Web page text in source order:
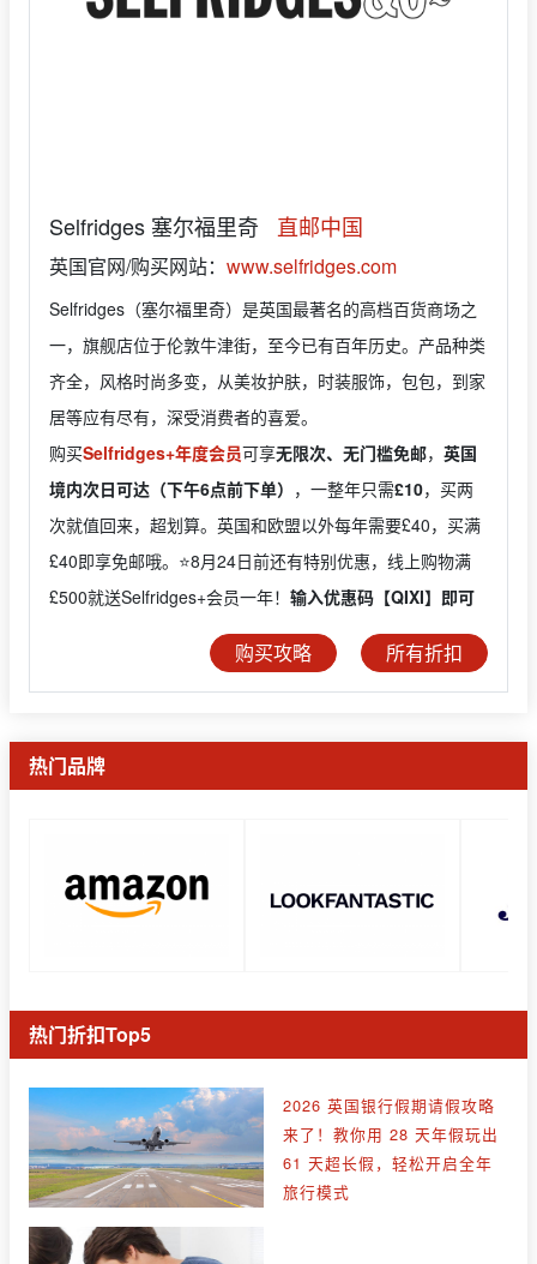
Selfridges 塞尔福里奇 直邮中国
英国官网/购买网站： www.selfridges.com
Selfridges（塞尔福里奇）是英国最著名的高档百货商场之
一，旗舰店位于伦敦牛津街，至今已有百年历史。产品种类
齐全，风格时尚多变，从美妆护肤，时装服饰，包包，到家
居等应有尽有，深受消费者的喜爱。
购买Selfridges+年度会员可享无限次、无门槛免邮， 英国
境内次日可达（下午6点前下单） ，一整年只需£10，买两
次就值回来，超划算。英国和欧盟以外每年需要£40，买满
£40即享免邮哦。⭐️8月24日前还有特别优惠，线上购物满
£500就送Selfridges+会员一年！ 输入优惠码【QIXI】即可
购买攻略 所有折扣
热门品牌
热门折扣Top5
2026 英国银行假期请假攻略
来了！教你用 28 天年假玩出
61 天超长假，轻松开启全年
旅行模式